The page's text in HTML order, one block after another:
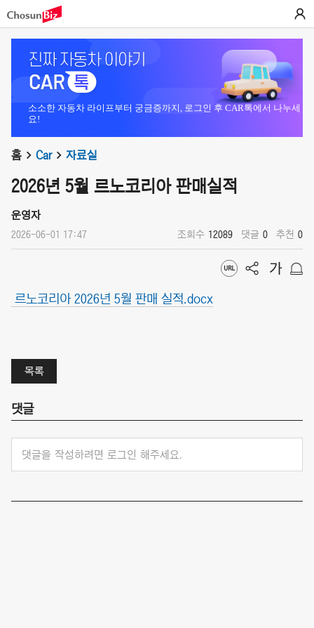
소소한 자동차 라이프부터 궁금증까지, 로그인 후 CAR톡에서 나누세
요!
홈 Car 자료실
2026년 5월 르노코리아 판매실적
운영자
2026-06-01 17:47 조회수 12089 댓글 0 추천 0
르노코리아 2026년 5월 판매 실적.docx
목록
댓글
댓글을 작성하려면 로그인 해주세요.